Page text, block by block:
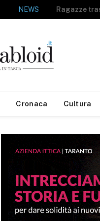
NEWS
Cronaca Cultura